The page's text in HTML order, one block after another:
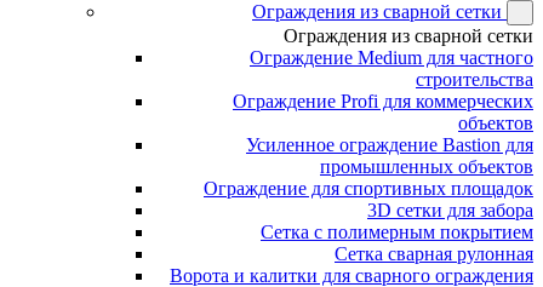
Ограждения из сварной сетки
Ограждения из сварной сетки
Ограждение Medium для частного
строительства
Ограждение Profi для коммерческих
объектов
Усиленное ограждение Bastion для
промышленных объектов
Ограждение для спортивных площадок
3D сетки для забора
Сетка с полимерным покрытием
Сетка сварная рулонная
Ворота и калитки для сварного ограждения